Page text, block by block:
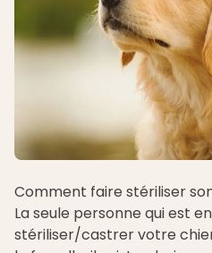
Comment faire stériliser
La seule personne qui est
stériliser/castrer votre